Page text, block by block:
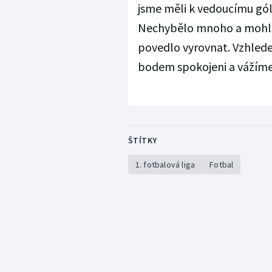
jsme měli k vedoucímu
Nechybělo mnoho a
povedlo vyrovnat.
bodem spokojeni a
ŠTÍTKY
1. fotbalová liga Fotbal